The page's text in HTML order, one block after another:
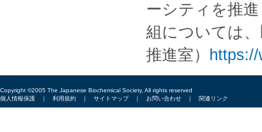
ーシティを推
組については
推進室）
Copyright ©2005 The Japanese Biochemical Society, All rights reserved
個人情報保護 ｜ 利用規約 ｜ サイトマップ｜ お問い合わせ ｜ 関連リンク